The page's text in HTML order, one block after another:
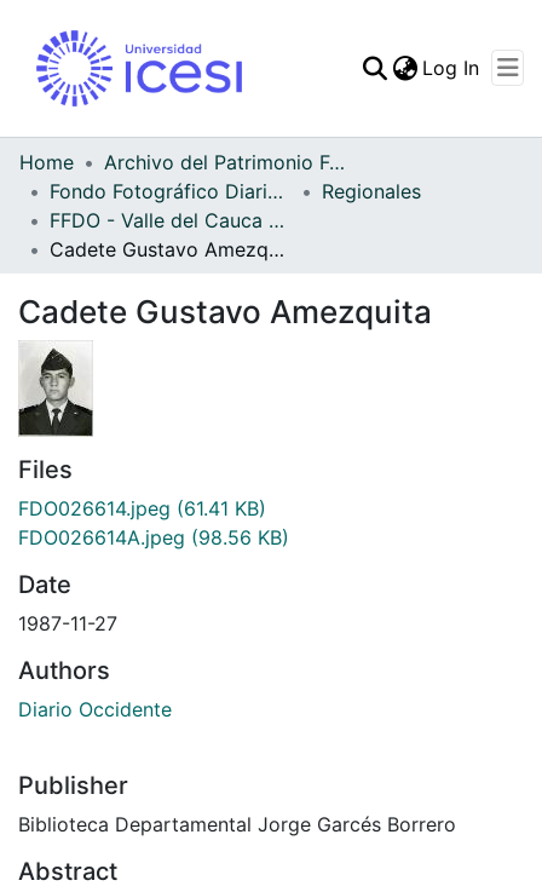
Statistics
Log In
Home
Archivo del Patrimonio Fotográfico y Fílmico del Valle del Cauca
Fondo Fotográfico Diario Occidente
Regionales
FFDO - Valle del Cauca - Patrimonial
Cadete Gustavo Amezquita
Cadete Gustavo Amezquita
Files
FDO026614.jpeg (61.41 KB)
FDO026614A.jpeg (98.56 KB)
Date
1987-11-27
Authors
Diario Occidente
Publisher
Biblioteca Departamental Jorge Garcés Borrero
Abstract